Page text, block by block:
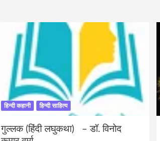
हिन्दी कहानी हिन्दी साहित्य
गुल्लक (हिंदी लघुकथा) – डॉ. विनोद